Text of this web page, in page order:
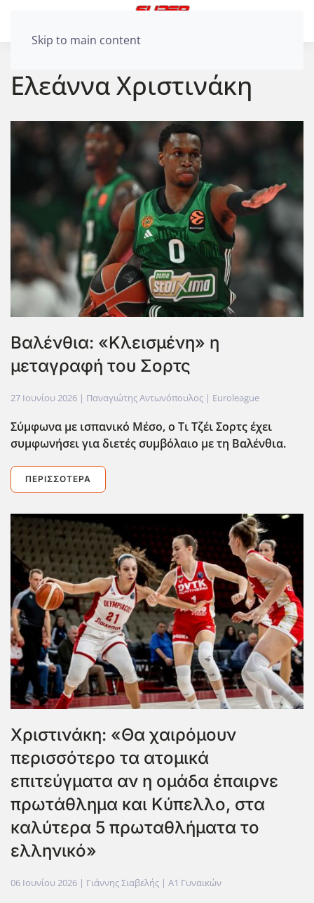
Skip to main content
Ελεάννα Χριστινάκη
Βαλένθια: «Κλεισμένη» η
μεταγραφή του Σορτς
27 Ιουνίου 2026 | Παναγιώτης Αντωνόπουλος | Euroleague
Σύμφωνα με ισπανικό Μέσο, ο Τι Τζέι Σορτς έχει
συμφωνήσει για διετές συμβόλαιο με τη Βαλένθια.
ΠΕΡΙΣΣΌΤΕΡΑ
Xριστινάκη: «Θα χαιρόμουν
περισσότερο τα ατομικά
επιτεύγματα αν η ομάδα έπαιρνε
πρωτάθλημα και Κύπελλο, στα
καλύτερα 5 πρωταθλήματα το
ελληνικό»
06 Ιουνίου 2026 | Γιάννης Σιαβελής | Α1 Γυναικών